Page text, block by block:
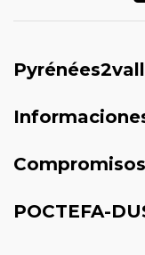
POCTEFA-